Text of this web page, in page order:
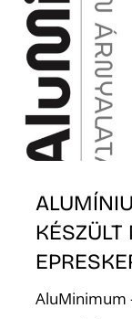
KÉSZÜLT
AluMinimum